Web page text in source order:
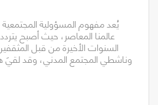
يُعد مفهوم المسؤولية
عالمنا المعاصر، حيث أصبح
السنوات الأخيرة من قبل
وناشطي المجتمع المدني، وقد لقيَ